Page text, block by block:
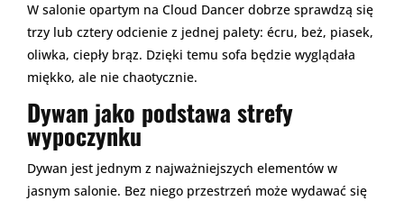
W salonie opartym na Cloud Dancer dobrze sprawdzą się
trzy lub cztery odcienie z jednej palety: écru, beż, piasek,
oliwka, ciepły brąz. Dzięki temu sofa będzie wyglądała
miękko, ale nie chaotycznie.
Dywan jako podstawa strefy
wypoczynku
Dywan jest jednym z najważniejszych elementów w
jasnym salonie. Bez niego przestrzeń może wydawać się